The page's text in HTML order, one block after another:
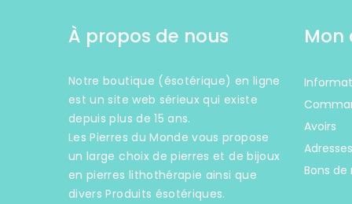
À propos de nous
Notre boutique (ésotérique) en ligne
est un site web sérieux qui existe
depuis plus de 15 ans.
Les Pierres du Monde vous propose
un large choix de pierres et de bijoux
en pierres lithothérapie ainsi que
divers Produits ésotériques.
Mon
Avoirs
Adresses
Bons